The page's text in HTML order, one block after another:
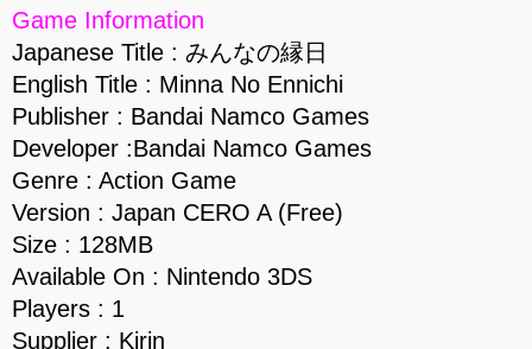
Game Information
Japanese Title : みんなの縁日
English Title : Minna No Ennichi
Publisher : Bandai Namco Games
Developer :Bandai Namco Games
Genre : Action Game
Version : Japan CERO A (Free)
Size : 128MB
Available On : Nintendo 3DS
Players : 1
Supplier : Kirin